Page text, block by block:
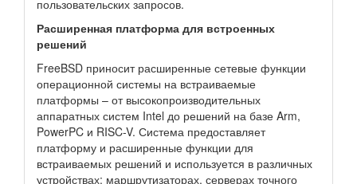
пользовательских запросов.
Расширенная платформа для встроенных
решений
FreeBSD приносит расширенные сетевые функции
операционной системы на встраиваемые
платформы – от высокопроизводительных
аппаратных систем Intel до решений на базе Arm,
PowerPC и RISC-V. Система предоставляет
платформу и расширенные функции для
встраиваемых решений и используется в различных
устройствах: маршрутизаторах, серверах точного